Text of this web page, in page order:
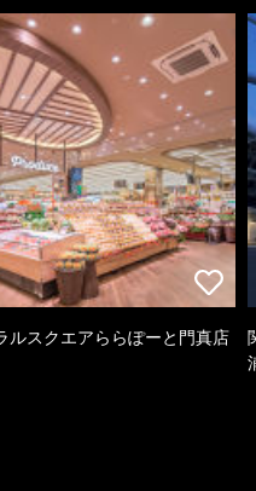
ルスクエアららぽーと門真店